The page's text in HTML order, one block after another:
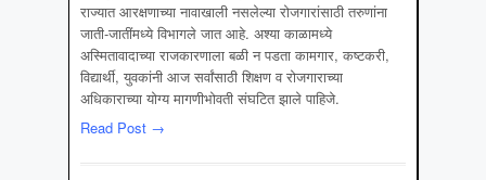
राज्यात आरक्षणाच्या नावाखाली नसलेल्या रोजगारांसाठी तरुणांना
जाती-जातींमध्ये विभागले जात आहे. अश्या काळामध्ये
अस्मितावादाच्या राजकारणाला बळी न पडता कामगार, कष्टकरी,
विद्यार्थी, युवकांनी आज सर्वांसाठी शिक्षण व रोजगाराच्या
अधिकाराच्या योग्य मागणीभोवती संघटित झाले पाहिजे.
Read Post →